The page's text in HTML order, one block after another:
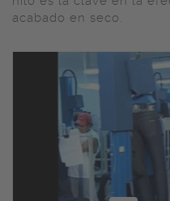
acabado en seco.